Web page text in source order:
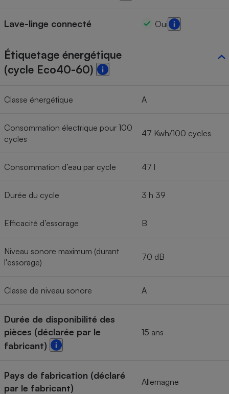
Lave-linge connecté Oui
Étiquetage énergétique
(cycle Eco40-60)
Classe énergétique A
Consommation électrique pour 100
cycles
47 Kwh/100 cycles
Consommation d’eau par cycle 47 l
Durée du cycle 3 h 39
Efficacité d’essorage B
Niveau sonore maximum (durant
l'essorage)
70 dB
Classe de niveau sonore A
Durée de disponibilité des
pièces (déclarée par le
fabricant)
15 ans
Pays de fabrication (déclaré
par le fabricant)
Allemagne